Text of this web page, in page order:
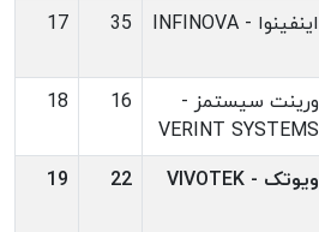
اینفینوا - INFINOVA 35
17
ورینت سیستمز -
VERINT SYSTEMS
16
18
ویوتک - VIVOTEK 22
19